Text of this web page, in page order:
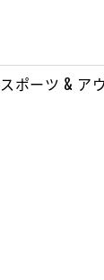
スポーツ & ア